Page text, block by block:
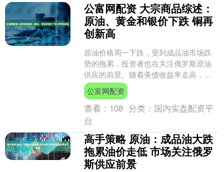
公富网配资 大宗商品综述：
原油、黄金和银价下跌 铜再
创新高
原油价格周一下跌，受到成品油市场跌
势的拖累，投资者也在关注俄罗斯原油
供应的前景。随着美债收益率走高，黄
金和白银价格走低。铜价则再次刷新了
历史高点。 原油：成品油....
公富网配资
查看： 108 分类： 国内实盘配资平
台
高手策略 原油：成品油大跌
拖累油价走低 市场关注俄罗
斯供应前景